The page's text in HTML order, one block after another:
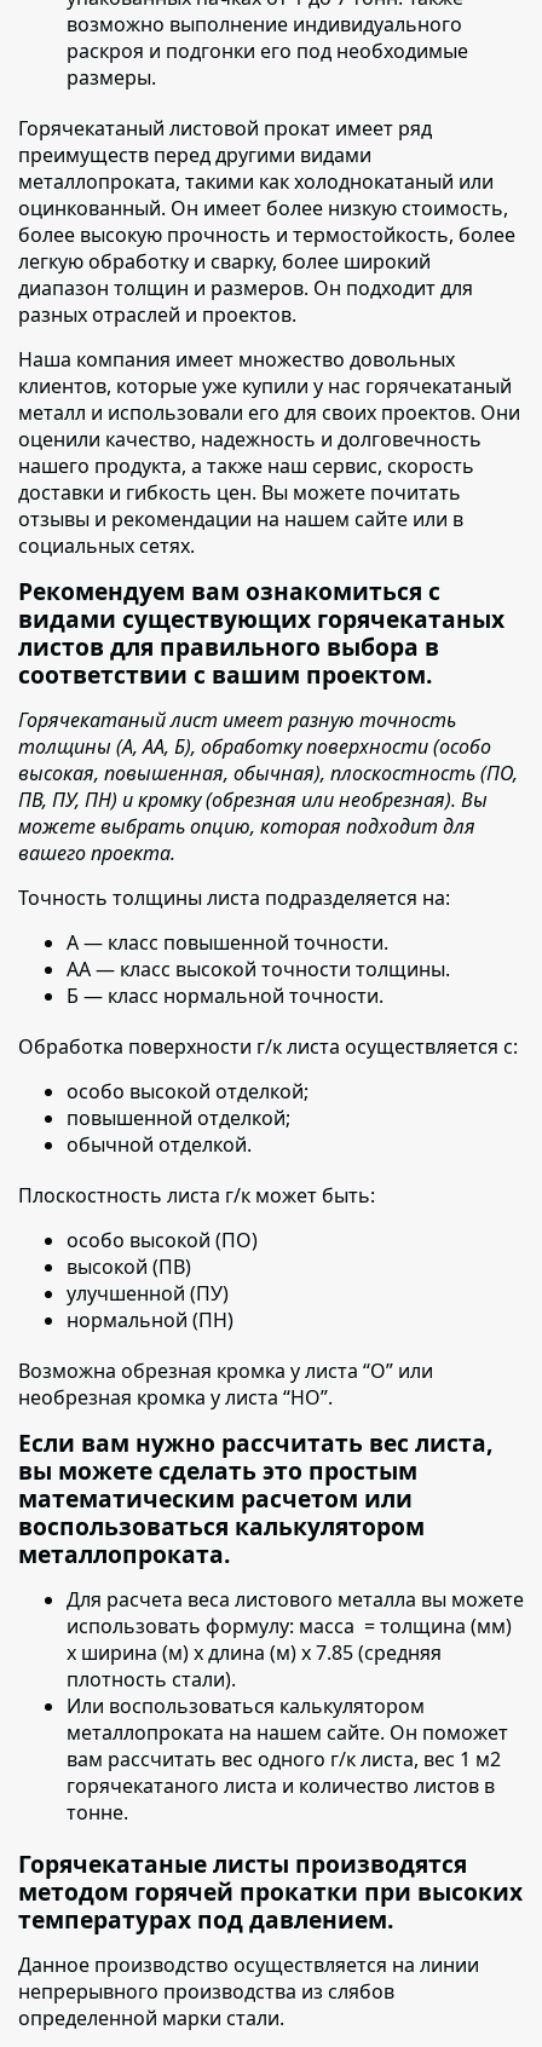
возможно выполнение индивидуального
раскроя и подгонки его под необходимые
размеры.
Горячекатаный листовой прокат имеет ряд
преимуществ перед другими видами
металлопроката, такими как холоднокатаный или
оцинкованный. Он имеет более низкую стоимость,
более высокую прочность и термостойкость, более
легкую обработку и сварку, более широкий
диапазон толщин и размеров. Он подходит для
разных отраслей и проектов.
Наша компания имеет множество довольных
клиентов, которые уже купили у нас горячекатаный
металл и использовали его для своих проектов. Они
оценили качество, надежность и долговечность
нашего продукта, а также наш сервис, скорость
доставки и гибкость цен. Вы можете почитать
отзывы и рекомендации на нашем сайте или в
социальных сетях.
Рекомендуем вам ознакомиться с
видами существующих горячекатаных
листов для правильного выбора в
соответствии с вашим проектом.
Горячекатаный лист имеет разную точность
толщины (А, АА, Б), обработку поверхности (особо
высокая, повышенная, обычная), плоскостность (ПО,
ПВ, ПУ, ПН) и кромку (обрезная или необрезная). Вы
можете выбрать опцию, которая подходит для
вашего проекта.
Точность толщины листа подразделяется на:
А — класс повышенной точности.
АА — класс высокой точности толщины.
Б — класс нормальной точности.
Обработка поверхности г/к листа осуществляется с:
особо высокой отделкой;
повышенной отделкой;
обычной отделкой.
Плоскостность листа г/к может быть:
особо высокой (ПО)
высокой (ПВ)
улучшенной (ПУ)
нормальной (ПН)
Возможна обрезная кромка у листа “О” или
необрезная кромка у листа “НО”.
Если вам нужно рассчитать вес листа,
вы можете сделать это простым
математическим расчетом или
воспользоваться калькулятором
металлопроката.
Для расчета веса листового металла вы можете
использовать формулу: масса = толщина (мм)
х ширина (м) х длина (м) х 7.85 (средняя
плотность стали).
Или воспользоваться калькулятором
металлопроката на нашем сайте. Он поможет
вам рассчитать вес одного г/к листа, вес 1 м2
горячекатаного листа и количество листов в
тонне.
Горячекатаные листы производятся
методом горячей прокатки при высоких
температурах под давлением.
Данное производство осуществляется на линии
непрерывного производства из слябов
определенной марки стали.